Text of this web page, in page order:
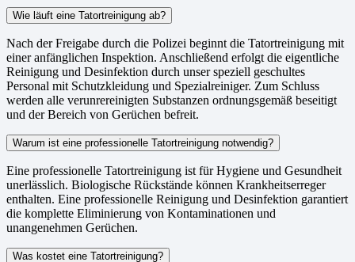
Wie läuft eine Tatortreinigung ab?
Nach der Freigabe durch die Polizei beginnt die Tatortreinigung mit
einer anfänglichen Inspektion. Anschließend erfolgt die eigentliche
Reinigung und Desinfektion durch unser speziell geschultes
Personal mit Schutzkleidung und Spezialreiniger. Zum Schluss
werden alle verunrereinigten Substanzen ordnungsgemäß beseitigt
und der Bereich von Gerüchen befreit.
Warum ist eine professionelle Tatortreinigung notwendig?
Eine professionelle Tatortreinigung ist für Hygiene und Gesundheit
unerlässlich. Biologische Rückstände können Krankheitserreger
enthalten. Eine professionelle Reinigung und Desinfektion garantiert
die komplette Eliminierung von Kontaminationen und
unangenehmen Gerüchen.
Was kostet eine Tatortreinigung?